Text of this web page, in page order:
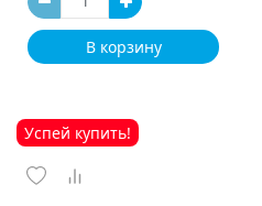
В корзину
Успей купить!